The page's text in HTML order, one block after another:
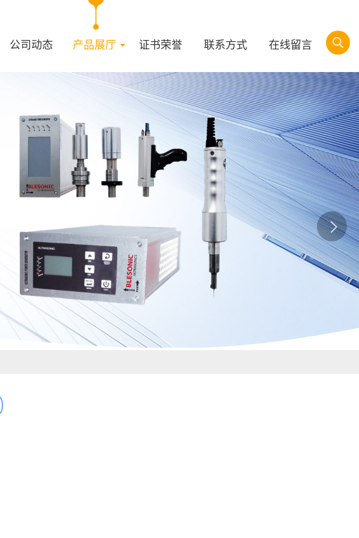
公司动态 产品展厅 证书荣誉 联系方式 在线留言